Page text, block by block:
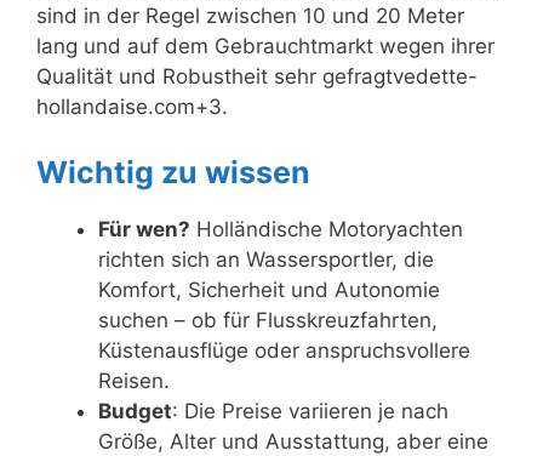
sind in der Regel zwischen 10 und 20 Meter
lang und auf dem Gebrauchtmarkt wegen ihrer
Qualität und Robustheit sehr gefragtvedette-
hollandaise.com+3.
Wichtig zu wissen
Für wen? Holländische Motoryachten
richten sich an Wassersportler, die
Komfort, Sicherheit und Autonomie
suchen – ob für Flusskreuzfahrten,
Küstenausflüge oder anspruchsvollere
Reisen.
Budget: Die Preise variieren je nach
Größe, Alter und Ausstattung, aber eine